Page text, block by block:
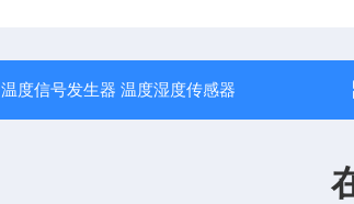
温度信号发生器 温度湿度传感器